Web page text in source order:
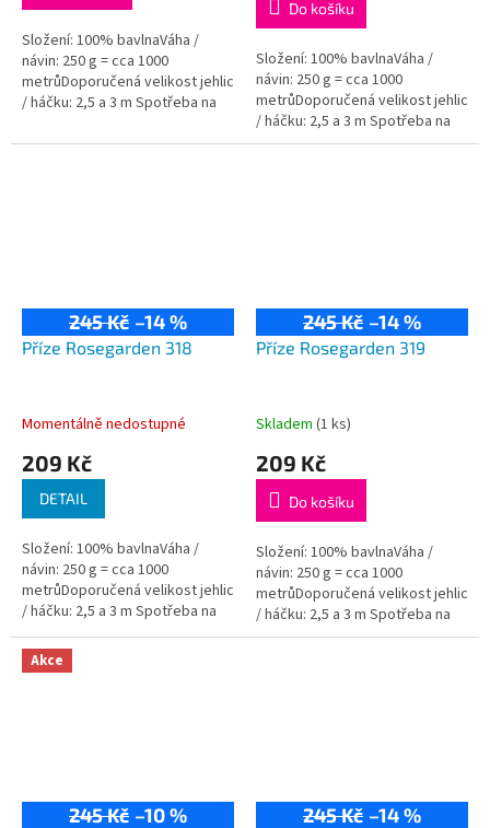
5
hvězdiček.
Složení: 100% bavlnaVáha /
návin: 250 g = cca 1000
metrůDoporučená velikost jehlic
/ háčku: 2,5 a 3 m Spotřeba na
g.
Do košíku
Složení: 100% bavlnaVáha /
návin: 250 g = cca 1000
metrůDoporučená velikost jehlic
/ háčku: 2,5 a 3 m Spotřeba na
dámský svetřík je přibližně 500
245 Kč –14 %
Příze Rosegarden 318
Momentálně nedostupné
209 Kč
DETAIL
Složení: 100% bavlnaVáha /
návin: 250 g = cca 1000
metrůDoporučená velikost jehlic
/ háčku: 2,5 a 3 m Spotřeba na
dámský svetřík je přibližně 500
g.
245 Kč –14 %
Příze Rosegarden 319
Skladem (1 ks)
209 Kč
Do košíku
Složení: 100% bavlnaVáha /
návin: 250 g = cca 1000
metrůDoporučená velikost jehlic
/ háčku: 2,5 a 3 m Spotřeba na
dámský svetřík je přibližně 500
Akce
245 Kč –10 % 245 Kč –14 %